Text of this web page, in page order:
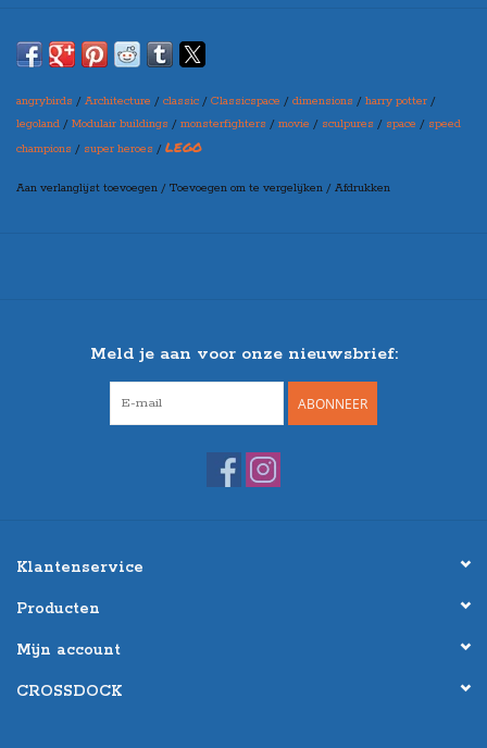
Maak bovenaan uw selectie in welke variant u de set wilt ontvangen
(let op: er kan een prijswijziging ontstaan per variant)
angrybirds / Architecture / classic / Classicspace / dimensions / harry potter /
legoland / Modulair buildings / monsterfighters / movie / sculpures / space / speed
champions / super heroes / LEGO
Aan verlanglijst toevoegen / Toevoegen om te vergelijken / Afdrukken
Meld je aan voor onze nieuwsbrief:
ABONNEER
Klantenservice
Producten
Mijn account
CROSSDOCK